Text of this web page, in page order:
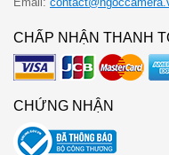
CHẤP NHẬN THANH
CHỨNG NHẬN